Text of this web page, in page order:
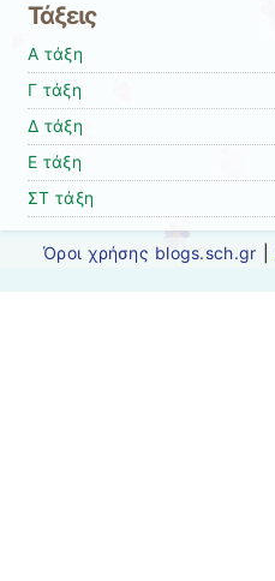
Τάξεις
Α τάξη
Γ τάξη
Δ τάξη
Ε τάξη
ΣΤ τάξη
Όροι χρήσης blogs.sch.gr